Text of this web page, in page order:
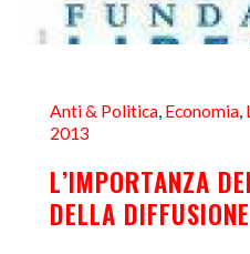
Anti & Politica, Economia,
2013
L’IMPORTANZA
DELLA